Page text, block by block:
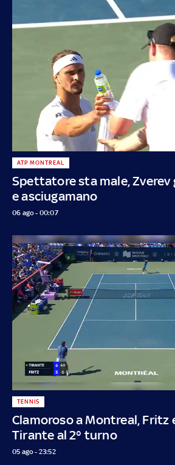
Spettatore sta male, Zverev
e asciugamano
ATP MONTREAL
06 ago - 00:07
Clamoroso a Montreal, Fritz
Tirante al 2° turno
TENNIS
05 ago - 23:52